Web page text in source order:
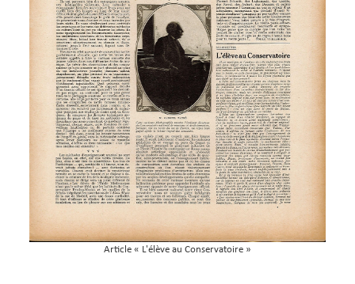
Article « L'élève au Conservatoire »